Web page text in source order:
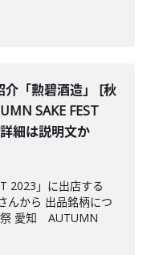
「勲碧酒造」 [秋
SAKE FEST
細は説明文か
2023」に出店する
んから 出品銘柄につ
祭 愛知 AUTUMN